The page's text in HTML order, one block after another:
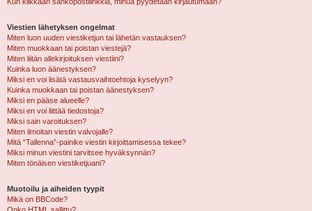
Viestien lähetyksen ongelmat
Miten luon uuden viestiketjun tai lähetän vastauksen?
Miten muokkaan tai poistan viestejä?
Miten liitän allekirjoituksen viestiini?
Kuinka luon äänestyksen?
Miksi en voi lisätä vastausvaihtoehtoja kyselyyn?
Kuinka muokkaan tai poistan äänestyksen?
Miksi en pääse alueelle?
Miksi en voi liittää tiedostoja?
Miksi sain varoituksen?
Miten ilmoitan viestin valvojalle?
Mitä “Tallenna”-painike viestin kirjoittamisessa tekee?
Miksi minun viestini tarvitsee hyväksynnän?
Miten tönäisen viestiketjuani?
Muotoilu ja aiheiden tyypit
Mikä on BBCode?